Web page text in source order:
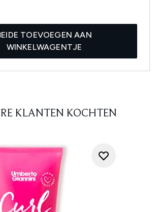
TOEVOEGEN AAN
WINKELWAGENTJE
KLANTEN KOCHTEN